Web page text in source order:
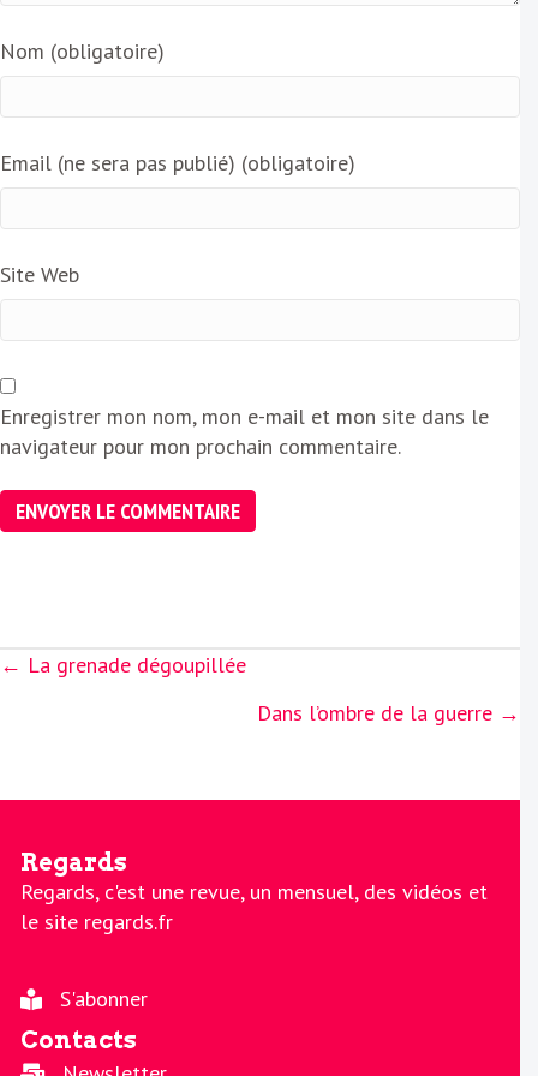
Nom (obligatoire)
Email (ne sera pas publié) (obligatoire)
Site Web
Enregistrer mon nom, mon e-mail et mon site dans le
navigateur pour mon prochain commentaire.
Posts
← La grenade dégoupillée
Dans l’ombre de la guerre →
Regards
Regards, c'est une revue, un mensuel, des vidéos et
le site regards.fr
S'abonner
Contacts